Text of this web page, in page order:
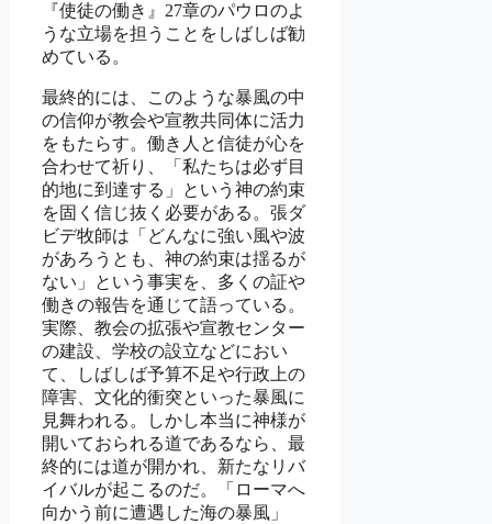
『使徒の働き』27章のパウロのよ
うな立場を担うことをしばしば勧
めている。
最終的には、このような暴風の中
の信仰が教会や宣教共同体に活力
をもたらす。働き人と信徒が心を
合わせて祈り、「私たちは必ず目
的地に到達する」という神の約束
を固く信じ抜く必要がある。張ダ
ビデ牧師は「どんなに強い風や波
があろうとも、神の約束は揺るが
ない」という事実を、多くの証や
働きの報告を通じて語っている。
実際、教会の拡張や宣教センター
の建設、学校の設立などにおい
て、しばしば予算不足や行政上の
障害、文化的衝突といった暴風に
見舞われる。しかし本当に神様が
開いておられる道であるなら、最
終的には道が開かれ、新たなリバ
イバルが起こるのだ。「ローマへ
向かう前に遭遇した海の暴風」